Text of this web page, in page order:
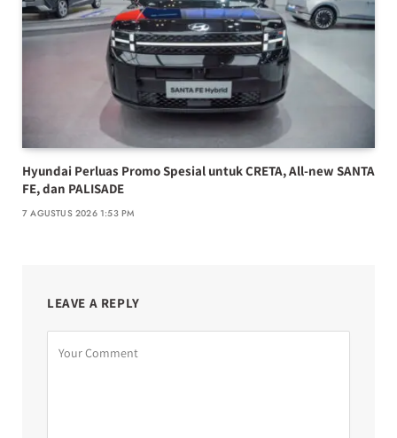
Hyundai Perluas Promo Spesial untuk CRETA, All-new SANTA
FE, dan PALISADE
7 AGUSTUS 2026 1:53 PM
LEAVE A REPLY